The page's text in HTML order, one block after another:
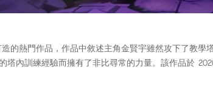
熱門作品，作品中敘述主角金賢宇雖然攻下了教學
塔內訓練經驗而擁有了非比尋常的力量。該作品於